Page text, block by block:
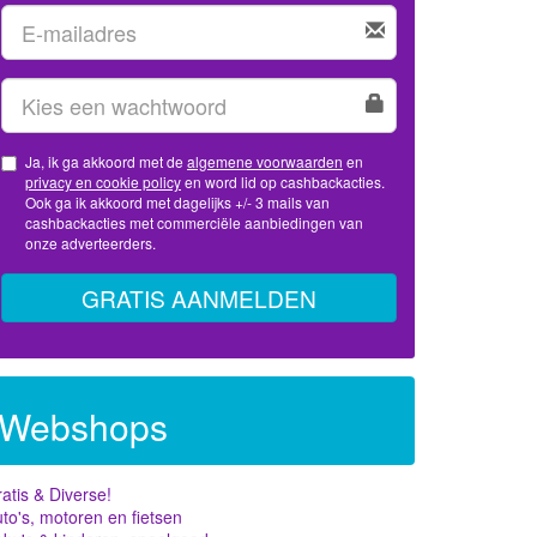
Ja, ik ga akkoord met de algemene voorwaarden en
privacy en cookie policy
Ook ga ik akkoord met dagelijks +/- 3 mails van
cashbackacties met commerciële aanbiedingen van
onze adverteerders.
GRATIS AANMELDEN
& Diverse!
motoren en fietsen